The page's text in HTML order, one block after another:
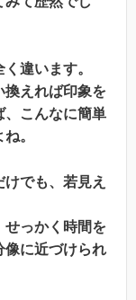
違います。
換えれば印象を
、こんなに簡単
。
でも、若見え
せっかく時間を
像に近づけられ